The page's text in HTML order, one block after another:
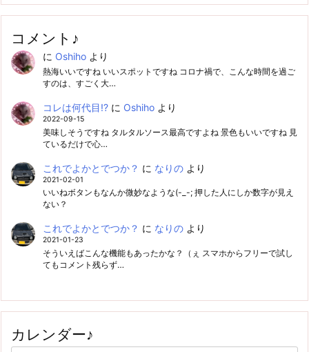
コメント♪
に Oshihoより
熱海いいですね いいスポットですね コロナ禍で、こんな時間を過ご
すのは、すごく大…
コレは何代目!?に Oshihoより
2022-09-15
美味しそうですね タルタルソース最高ですよね 景色もいいですね 見
ているだけで心…
これでよかとでつか？ に なりのより
2021-02-01
いいねボタンもなんか微妙なような(-_-; 押した人にしか数字が見え
ない？
これでよかとでつか？ に なりのより
2021-01-23
そういえばこんな機能もあったかな？（ぇ スマホからフリーで試し
てもコメント残らず…
カレンダー♪